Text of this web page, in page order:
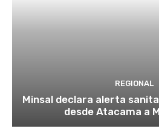
REGIONAL
Minsal declara alerta
desde Atacama a